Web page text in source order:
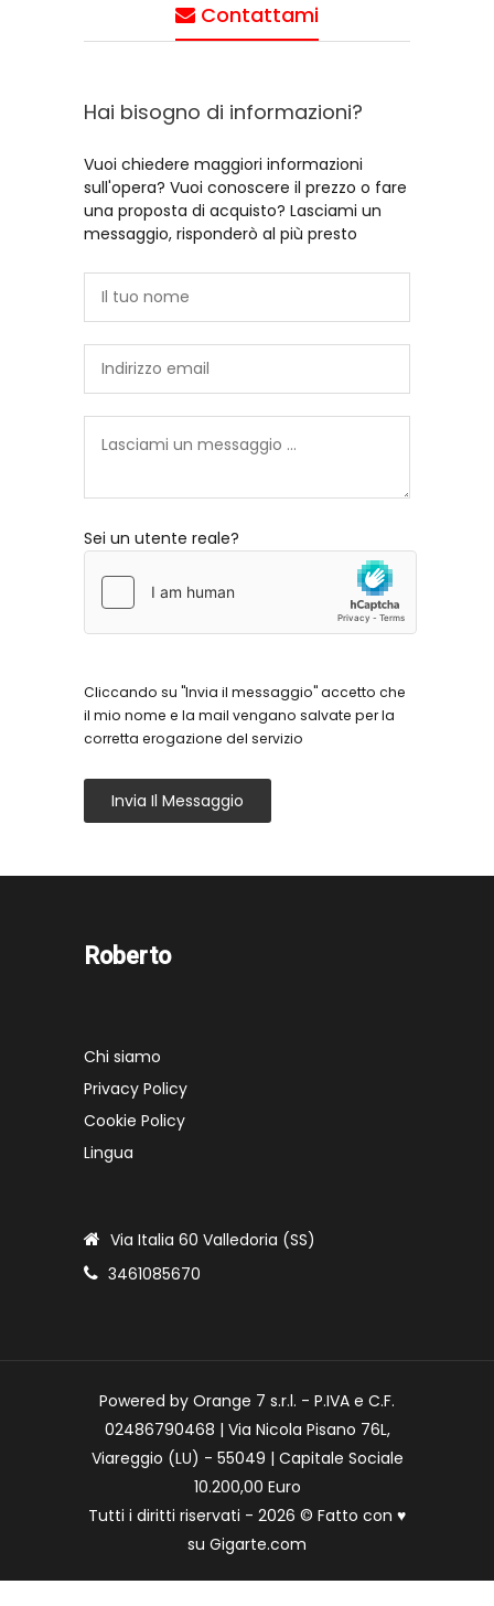
Contattami
Hai bisogno di informazioni?
Vuoi chiedere maggiori informazioni
sull'opera? Vuoi conoscere il prezzo o fare
una proposta di acquisto? Lasciami un
messaggio, risponderò al più presto
Sei un utente reale?
Cliccando su "Invia il messaggio" accetto che
il mio nome e la mail vengano salvate per la
corretta erogazione del servizio
Invia Il Messaggio
Roberto
Chi siamo
Privacy Policy
Cookie Policy
Lingua
Via Italia 60 Valledoria (SS)
3461085670
Powered by Orange 7 s.r.l. - P.IVA e C.F.
02486790468 | Via Nicola Pisano 76L,
Viareggio (LU) - 55049 | Capitale Sociale
10.200,00 Euro
Tutti i diritti riservati - 2026 © Fatto con ♥
su Gigarte.com